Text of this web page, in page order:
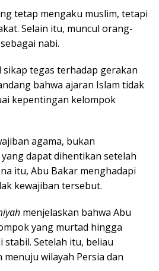
tetap mengaku muslim, tetapi
Selain itu, muncul orang-
nabi.
tegas terhadap gerakan
bahwa ajaran Islam tidak
kepentingan kelompok
agama, bukan
dapat dihentikan setelah
itu, Abu Bakar menghadapi
kewajiban tersebut.
menjelaskan bahwa Abu
yang murtad hingga
stabil. Setelah itu, beliau
wilayah Persia dan